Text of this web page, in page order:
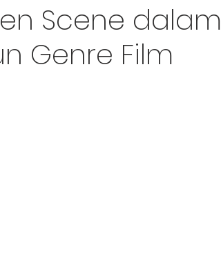
Scene dalam
Genre Film